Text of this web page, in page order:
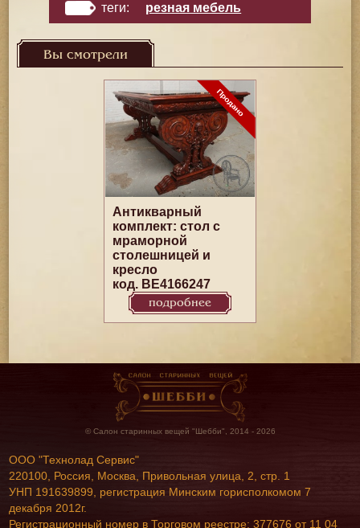
теги: резная мебель
Вы смотрели
Антикварный
комплект: стол с
мраморной
столешницей и
кресло
код. BE4166247
подробнее
© Салон старинных вещей "Шебби", 2014 - 2026
ООО "Технолад Сервис"
220100, Россия, Москва, Привольная улица, 2, стр. 1
УНП 191639899, регистрация Минским горисполкомом 7
декабря 2012г.
Регистрационный номер в Торговом реестре: 377676 от 11 04